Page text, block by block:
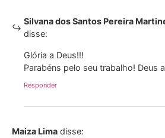
Silvana dos Santos Pereira
disse:
Glória a Deus!!!
Parabéns pelo seu trabalho! Deus
Responder
Maiza Lima disse: